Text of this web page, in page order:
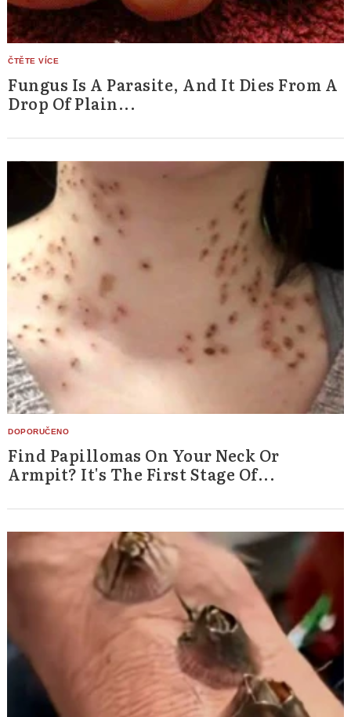
Fungus Is A Parasite, And It Dies From A
Drop Of Plain...
Find Papillomas On Your Neck Or
Armpit? It's The First Stage Of...
Search